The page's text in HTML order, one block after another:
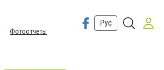
Фотоотчеты
Рус